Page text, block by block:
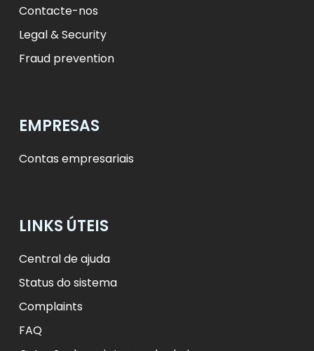
Contacte-nos
Legal & Security
Fraud prevention
EMPRESAS
Contas empresariais
LINKS ÚTEIS
Central de ajuda
Status do sistema
Complaints
FAQ